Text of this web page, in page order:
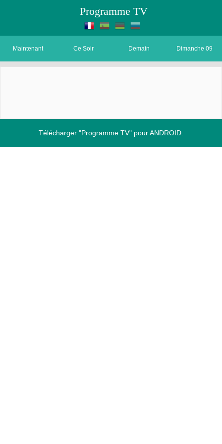
Programme TV
Maintenant Ce Soir Demain Dimanche 09
Télécharger "Programme TV" pour ANDROID.